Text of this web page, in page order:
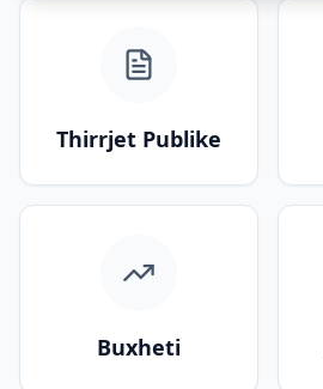
Thirrjet Publike
Buxheti